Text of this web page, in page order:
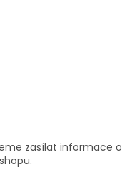
zasílat informace o